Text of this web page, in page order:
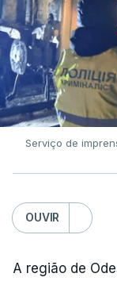
Serviço de
OUVIR
A região de